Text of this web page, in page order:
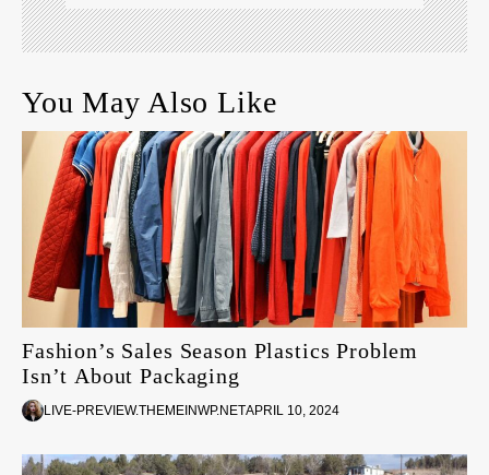
You May Also Like
Fashion’s Sales Season Plastics Problem
Isn’t About Packaging
LIVE-PREVIEW.THEMEINWP.NETAPRIL 10, 2024